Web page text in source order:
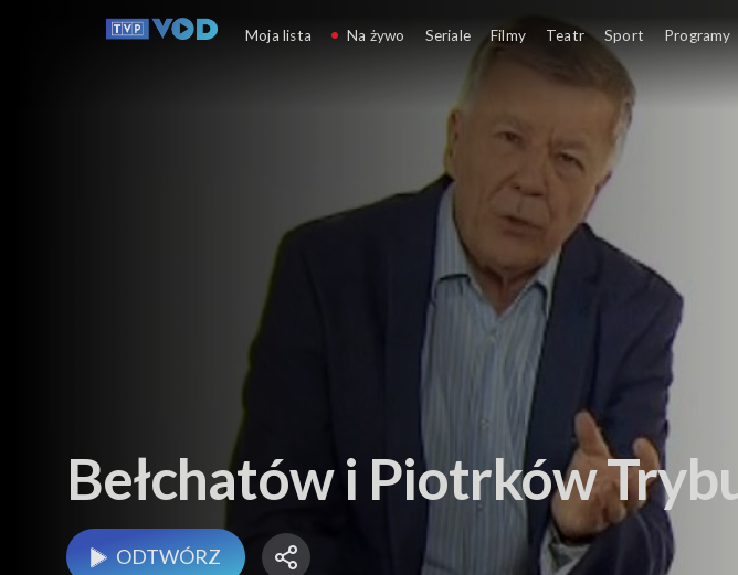
Bełchatów i Piotrków
ODTWÓRZ
Moja lista Na żywo Seriale Filmy Teatr Sport Programy